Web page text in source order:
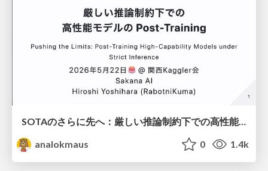
SOTAのさらに先へ：厳しい推論制約下での高性能モデルのPost-Training
analokmaus
0 1.4k